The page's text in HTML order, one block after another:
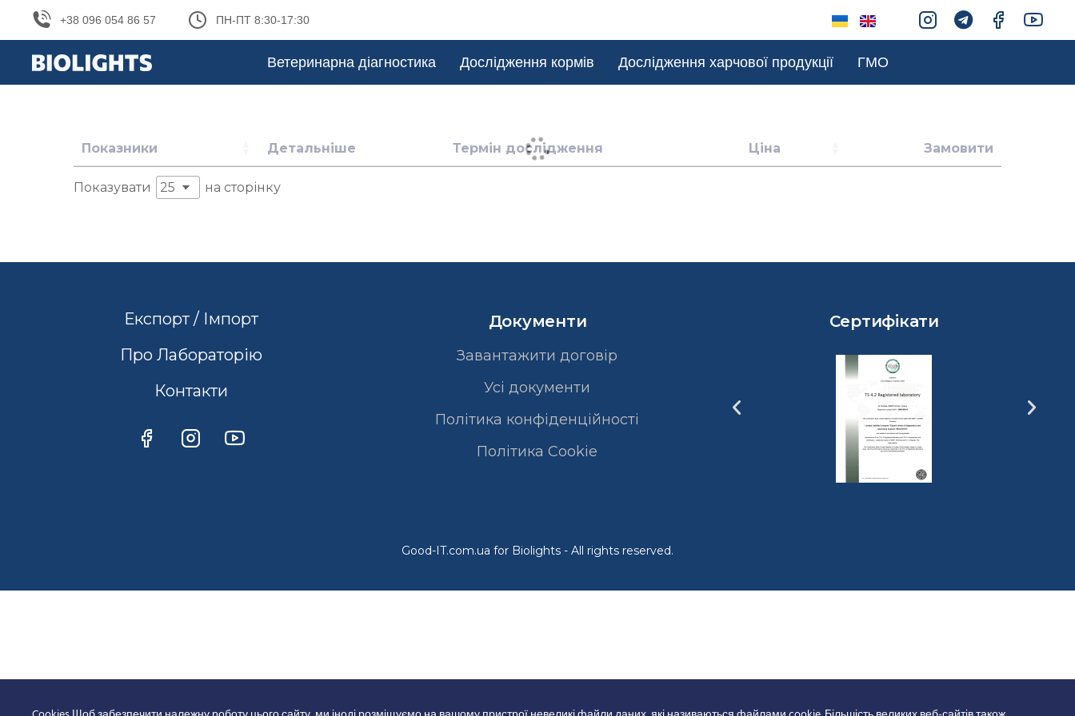
+38 096 054 86 57 ПН-ПТ 8:30-17:30
Ветеринарна діагностика Дослідження кормів Дослідження харчової продукції ГМО
Показники Детальніше Термін дослідження Ціна Замовити
Показувати на сторінку
Експорт / Імпорт
Про Лабораторію
Контакти
Документи
Завантажити договір
Усі документи
Політика конфіденційності
Полiтика Cookie
Сертифікати
Good-IT.com.ua for Biolights - All rights reserved.